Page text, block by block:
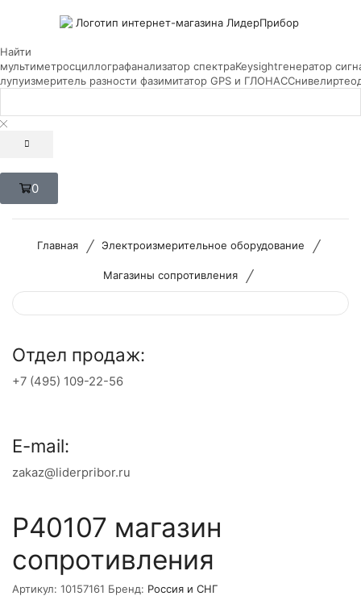
Найти
мультиметросциллографанализатор спектраKeysightгенератор
лупуизмеритель разности фазимитатор GPS и ГЛОНАССнивелир
0
Главная / Электроизмерительное оборудование /
Магазины сопротивления /
Отдел продаж:
+7 (495) 109-22-56
E-mail:
zakaz@liderpribor.ru
Р40107 магазин
сопротивления
Артикул: 10157161 Бренд: Россия и СНГ